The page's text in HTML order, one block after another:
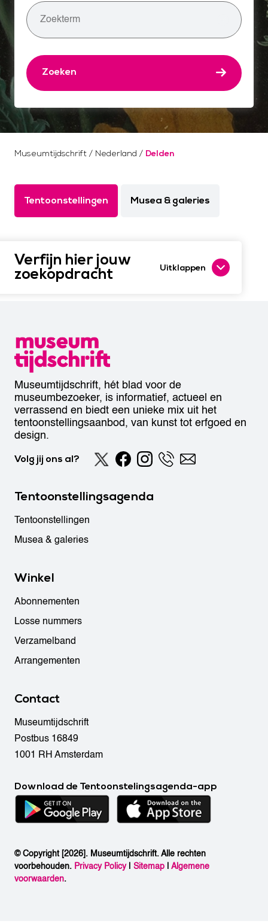
Zoeken
Museumtijdschrift / Nederland / Delden
Tentoonstellingen Musea & galeries
Verfijn hier jouw
zoekopdracht Uitklappen
Museumtijdschrift, hét blad voor de
museumbezoeker, is informatief, actueel en
verrassend en biedt een unieke mix uit het
tentoonstellingsaanbod, van kunst tot erfgoed en
design.
Volg jij ons al?
Tentoonstellingsagenda
Tentoonstellingen
Musea & galeries
Winkel
Abonnementen
Losse nummers
Verzamelband
Arrangementen
Contact
Museumtijdschrift
Postbus 16849
1001 RH Amsterdam
Download de Tentoonstelingsagenda-app
© Copyright [2026]. Museumtijdschrift. Alle rechten
voorbehouden. Privacy Policy| Sitemap |Algemene
voorwaarden.